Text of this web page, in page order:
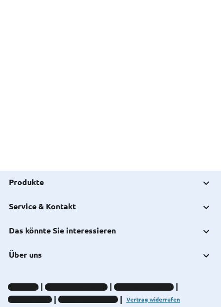
Produkte
Service & Kontakt
Das könnte Sie interessieren
Über uns
Impressum Datenschutz-Hinweise
Compliance-Hinweise
Barrierefreiheit
Cookie-Einstellungen Vertrag widerrufen